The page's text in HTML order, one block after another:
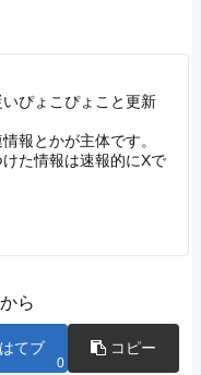
ぴょこぴょこと更新
報とかが主体です。
た情報は速報的にXで
ら
はてブ
0
コピー